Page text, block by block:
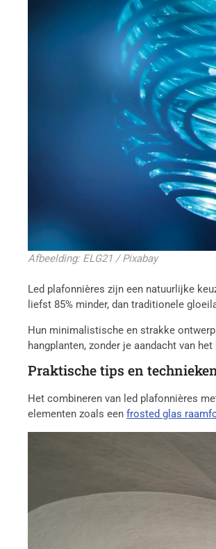
Afbeelding: ELG21 / Pixabay
Led plafonnières zijn een natuurlijke
liefst 85% minder, dan traditionele
Hun minimalistische en strakke
hangplanten, zonder je aandacht van
Praktische tips en
Het combineren van led plafonnières
elementen zoals eenfrosted glas